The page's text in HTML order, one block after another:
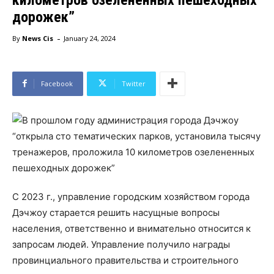
дорожек”
By News Cis - January 24, 2024
Facebook Twitter
С 2023 г., управление городским хозяйством города
Дэчжоу старается решить насущные вопросы
населения, ответственно и внимательно относится к
запросам людей. Управление получило награды
провинциального правительства и строительного